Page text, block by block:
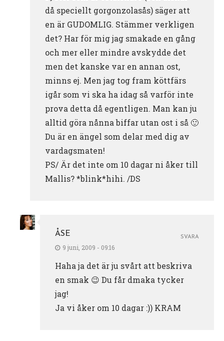
då speciellt gorgonzolasås) säger att
en är GUDOMLIG. Stämmer verkligen
det? Har för mig jag smakade en gång
och mer eller mindre avskydde det
men det kanske var en annan ost,
minns ej. Men jag tog fram köttfärs
igår som vi ska ha idag så varför inte
prova detta då egentligen. Man kan ju
alltid göra nånna biffar utan ost i så 🙂
Du är en ängel som delar med dig av
vardagsmaten!
PS/ Är det inte om 10 dagar ni åker till
Mallis? *blink*hihi. /DS
ÅSE
9 juni, 2009 - 09:16
Haha ja det är ju svårt att beskriva
en smak 😉 Du får dmaka tycker
jag!
Ja vi åker om 10 dagar :)) KRAM
SVARA